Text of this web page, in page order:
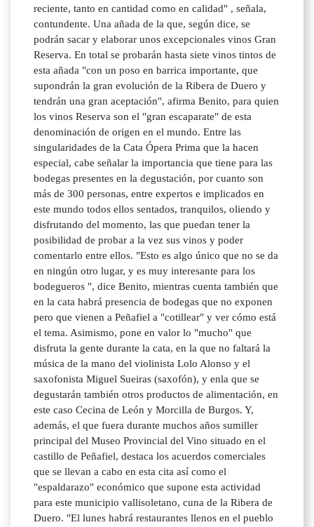
reciente, tanto en cantidad como en calidad" , señala,
contundente. Una añada de la que, según dice, se
podrán sacar y elaborar unos excepcionales vinos Gran
Reserva. En total se probarán hasta siete vinos tintos de
esta añada "con un poso en barrica importante, que
supondrán la gran evolución de la Ribera de Duero y
tendrán una gran aceptación", afirma Benito, para quien
los vinos Reserva son el "gran escaparate" de esta
denominación de origen en el mundo. Entre las
singularidades de la Cata Ópera Prima que la hacen
especial, cabe señalar la importancia que tiene para las
bodegas presentes en la degustación, por cuanto son
más de 300 personas, entre expertos e implicados en
este mundo todos ellos sentados, tranquilos, oliendo y
disfrutando del momento, las que puedan tener la
posibilidad de probar a la vez sus vinos y poder
comentarlo entre ellos. "Esto es algo único que no se da
en ningún otro lugar, y es muy interesante para los
bodegueros ", dice Benito, mientras cuenta también que
en la cata habrá presencia de bodegas que no exponen
pero que vienen a Peñafiel a "cotillear" y ver cómo está
el tema. Asimismo, pone en valor lo "mucho" que
disfruta la gente durante la cata, en la que no faltará la
música de la mano del violinista Lolo Alonso y el
saxofonista Miguel Sueiras (saxofón), y enla que se
degustarán también otros productos de alimentación, en
este caso Cecina de León y Morcilla de Burgos. Y,
además, el que fuera durante muchos años sumiller
principal del Museo Provincial del Vino situado en el
castillo de Peñafiel, destaca los acuerdos comerciales
que se llevan a cabo en esta cita así como el
"espaldarazo" económico que supone esta actividad
para este municipio vallisoletano, cuna de la Ribera de
Duero. "El lunes habrá restaurantes llenos en el pueblo